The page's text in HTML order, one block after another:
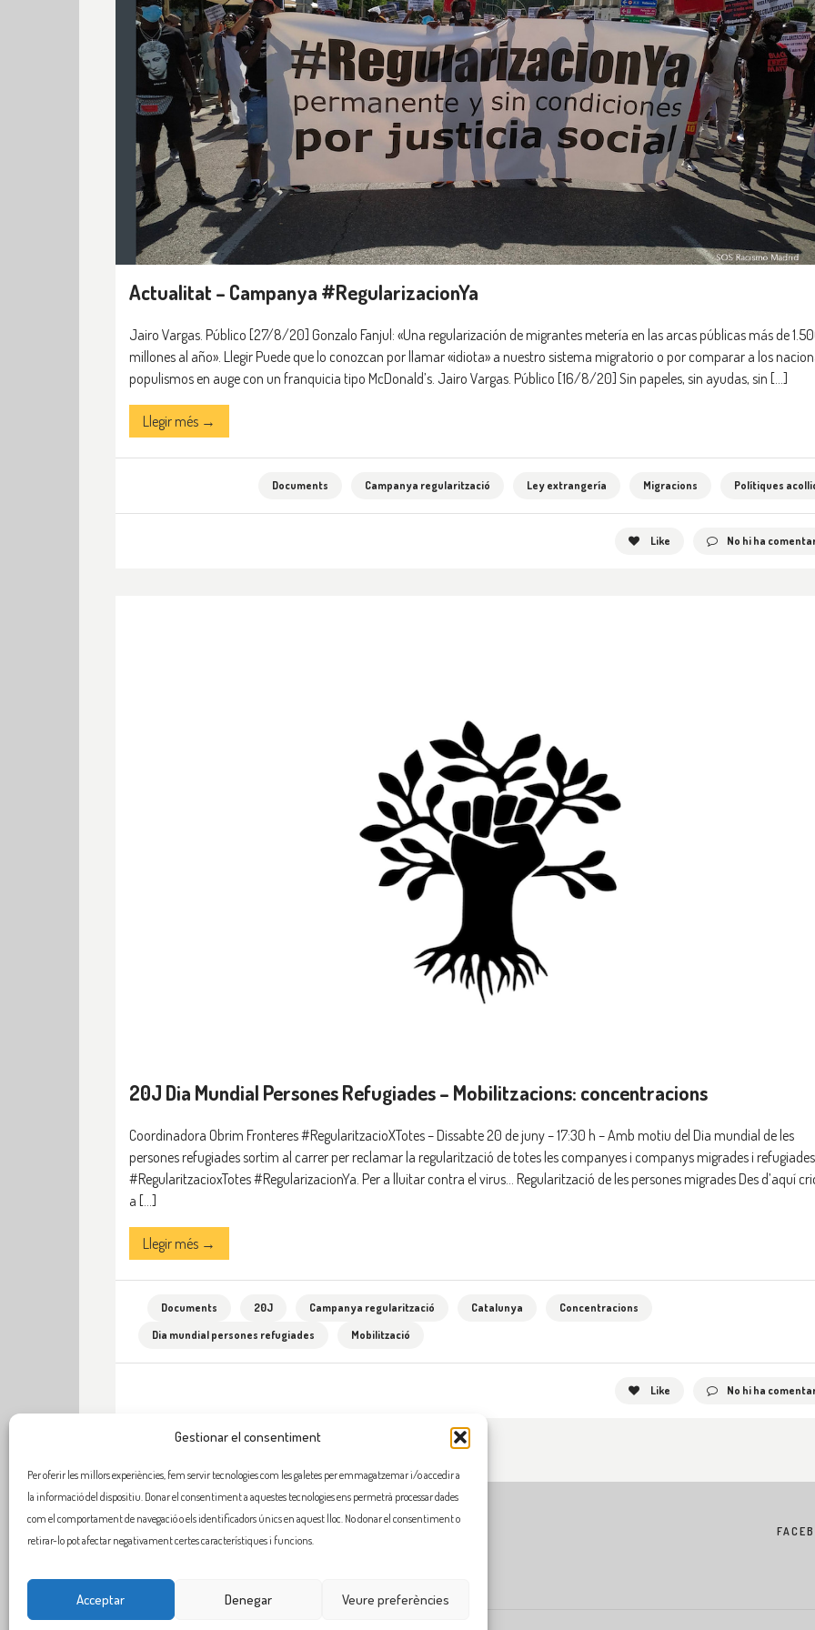
Gestionar el consentiment
Per oferir les millors experiències, fem servir tecnologies com les galetes per emmagatzemar i/o accedir a
la informació del dispositiu. Donar el consentiment a aquestes tecnologies ens permetrà processar dades
com el comportament de navegació o els identificadors únics en aquest lloc. No donar el consentiment o
retirar-lo pot afectar negativament certes característiques i funcions.
Acceptar Denegar Veure preferències
Actualitat – Campanya #RegularizacionYa
Jairo Vargas. Público [27/8/20] Gonzalo Fanjul: «Una regularización de migrantes metería en las arcas públicas más de
millones al año». Llegir Puede que lo conozcan por llamar «idiota» a nuestro sistema migratorio o por comparar a los
populismos en auge con un franquicia tipo McDonald’s. Jairo Vargas. Público [16/8/20] Sin papeles, sin ayudas, sin […]
Llegir més →
Documents Campanya regularització Ley extrangería Migracions Polítiques
Like No hi ha
20J Dia Mundial Persones Refugiades – Mobilitzacions: concentracions
Coordinadora Obrim Fronteres #RegularitzacioXTotes – Dissabte 20 de juny – 17:30 h – Amb motiu del Dia mundial de les
persones refugiades sortim al carrer per reclamar la regularització de totes les companyes i companys migrades i
#RegularitzacioxTotes #RegularizacionYa. Per a lluitar contra el virus… Regularització de les persones migrades Des d’aquí
a […]
Llegir més →
Documents 20J Campanya regularització Catalunya
Concentracions
Dia mundial persones refugiades
Mobilització
Like No hi ha